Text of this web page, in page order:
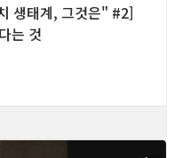
생태계, 그것은" #2]
는 것